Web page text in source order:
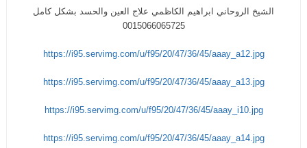
الشيخ الروحاني ابراهيم الكاظمي علاج العين والحسد بشكل كامل
0015066065725
https://i95.servimg.com/u/f95/20/47/36/45/aaay_a12.jpg
https://i95.servimg.com/u/f95/20/47/36/45/aaay_a13.jpg
https://i95.servimg.com/u/f95/20/47/36/45/aaay_i10.jpg
https://i95.servimg.com/u/f95/20/47/36/45/aaay_a14.jpg